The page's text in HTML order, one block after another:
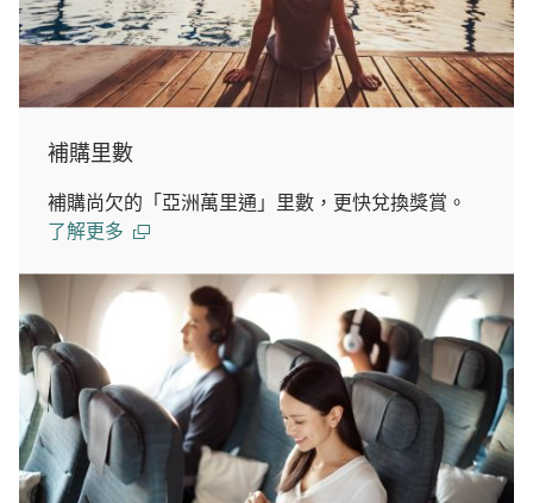
補購里數
補購尚欠的「亞洲萬里通」里數，更快兌換獎賞。
了解更多